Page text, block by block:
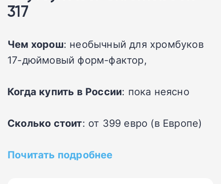
317
Чем хорош: необычный для хромбуков
17-дюймовый форм-фактор,
Когда купить в России: пока неясно
Сколько стоит: от 399 евро (в Европе)
Почитать подробнее